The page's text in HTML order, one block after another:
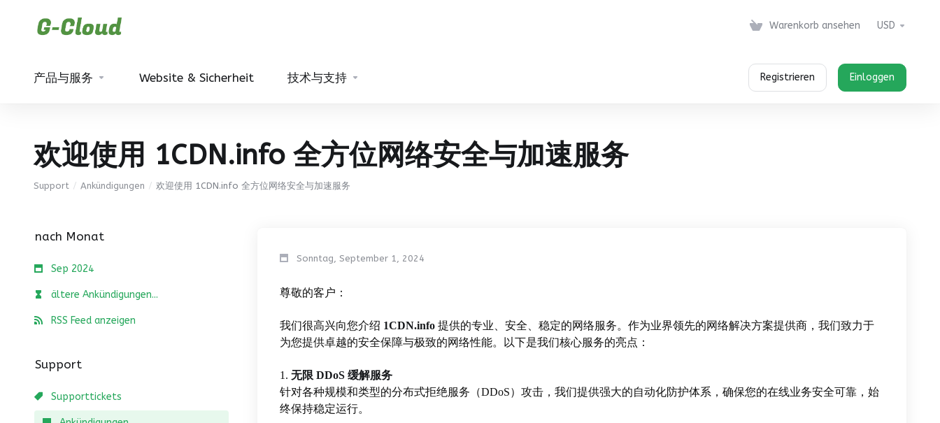
Warenkorb ansehen USD
产品与服务 Website & Sicherheit 技术与支持 Registrieren Einloggen
欢迎使用 1CDN.info 全方位网络安全与加速服务
Support Ankündigungen 欢迎使用 1CDN.info 全方位网络安全与加速服务
nach Monat
Sep 2024
ältere Ankündigungen...
RSS Feed anzeigen
Support
Supporttickets
Sonntag, September 1, 2024
尊敬的客户：
我们很高兴向您介绍 1CDN.info 提供的专业、安全、稳定的网络服务。作为业界领先的网络解决方案提供商，我们致力于
为您提供卓越的安全保障与极致的网络性能。以下是我们核心服务的亮点：
1. 无限 DDoS 缓解服务
针对各种规模和类型的分布式拒绝服务（DDoS）攻击，我们提供强大的自动化防护体系，确保您的在线业务安全可靠，始
终保持稳定运行。